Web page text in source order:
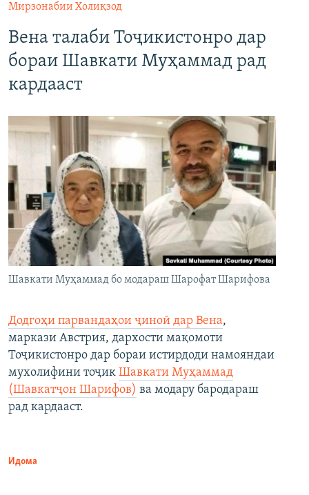
Мирзонабии Холиқзод
Вена талаби Тоҷикистонро дар
бораи Шавкати Муҳаммад рад
кардааст
Шавкати Муҳаммад бо модараш Шарофат Шарифова
Додгоҳи парвандаҳои ҷиноӣ дар Вена,
маркази Австрия, дархости мақомоти
Тоҷикистонро дар бораи истирдоди намояндаи
мухолифини тоҷик Шавкати Муҳаммад
(Шавкатҷон Шарифов) ва модару бародараш
рад кардааст.
Идома